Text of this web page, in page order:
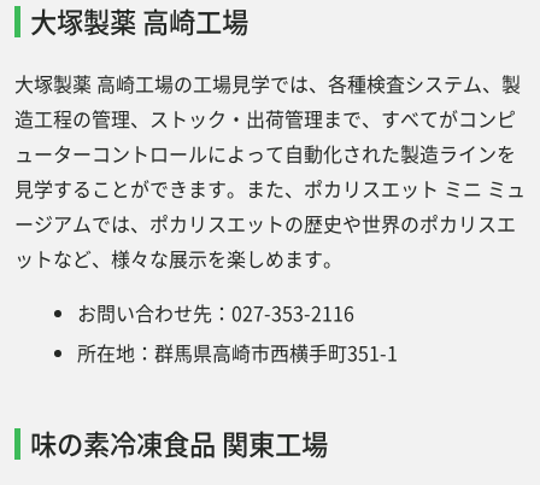
大塚製薬 高崎工場
大塚製薬 高崎工場の工場見学では、各種検査システム、製
造工程の管理、ストック・出荷管理まで、すべてがコンピ
ューターコントロールによって自動化された製造ラインを
見学することができます。また、ポカリスエット ミニ ミュ
ージアムでは、ポカリスエットの歴史や世界のポカリスエ
ットなど、様々な展示を楽しめます。
お問い合わせ先：027-353-2116
所在地：群馬県高崎市西横手町351-1
味の素冷凍食品 関東工場